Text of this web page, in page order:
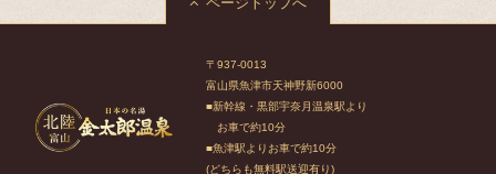
〒937-0013
富山県魚津市天神野新6000
■新幹線・黒部宇奈月温泉駅より
お車で約10分
■魚津駅よりお車で約10分
(どちらも無料駅送迎有り)